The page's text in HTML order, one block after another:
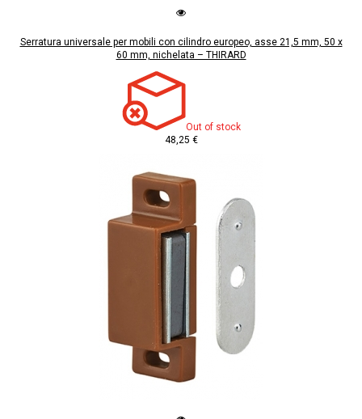
Serratura universale per mobili con cilindro europeo, asse 21,5 mm, 50 x
60 mm, nichelata – THIRARD
Out of stock
48,25 €